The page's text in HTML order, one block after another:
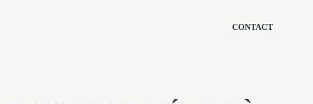
CONTACT